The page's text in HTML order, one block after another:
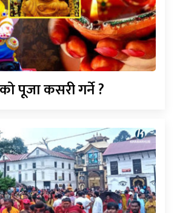
पूजा कसरी गर्ने ?